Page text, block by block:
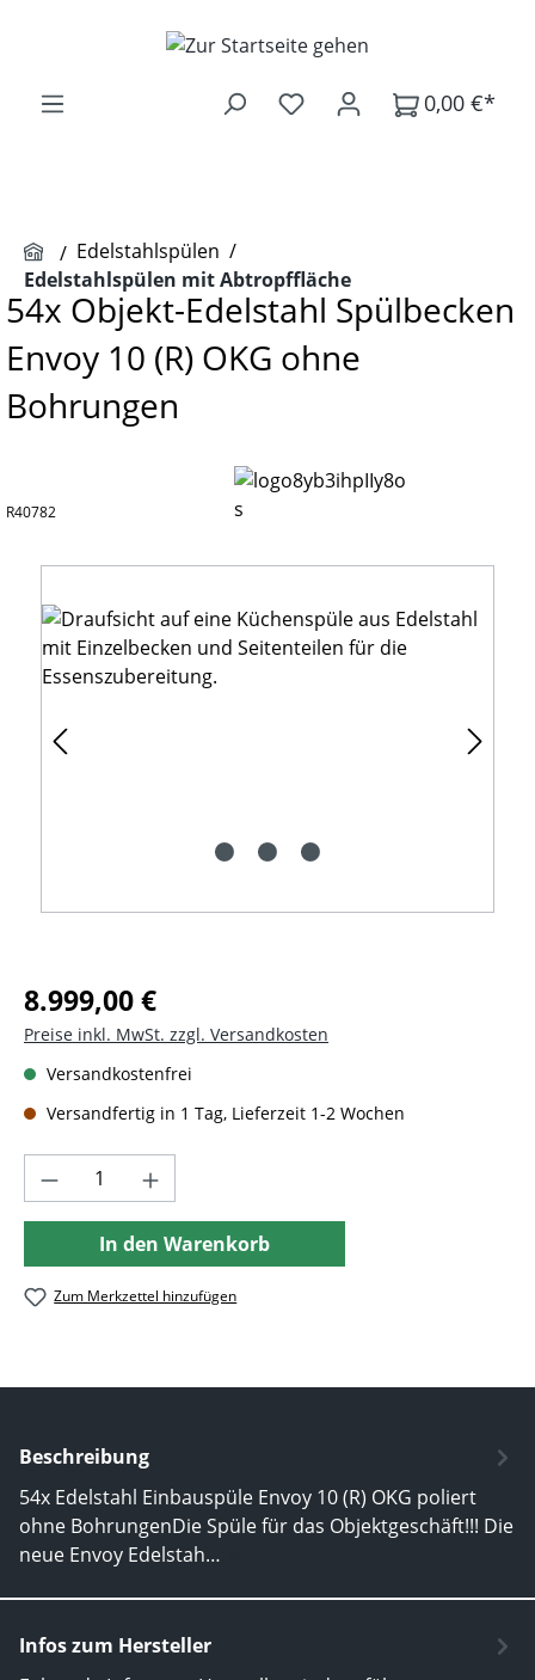
Zum Hauptinhalt springen
0,00 €*
Edelstahlspülen /
Edelstahlspülen mit Abtropffläche
54x Objekt-Edelstahl Spülbecken
Envoy 10 (R) OKG ohne
Bohrungen
R40782
Regulärer Preis:
8.999,00 €
Preise inkl. MwSt. zzgl. Versandkosten
Versandkostenfrei
Versandfertig in 1 Tag, Lieferzeit 1-2 Wochen
Produkt Anzahl: Gib den gewünschten
In den Warenkorb
Zum Merkzettel hinzufügen
Beschreibung
54x Edelstahl Einbauspüle Envoy 10 (R) OKG poliert
ohne BohrungenDie Spüle für das Objektgeschäft!!! Die
neue Envoy Edelstah…
Infos zum Hersteller